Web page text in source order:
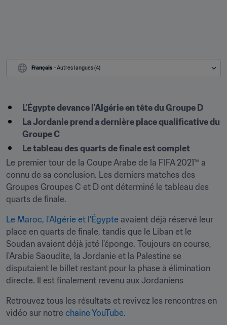
Français - Autres langues (4)
L'Égypte devance l'Algérie en tête du Groupe D
La Jordanie prend a dernière place qualificative du
Groupe C
Le tableau des quarts de finale est complet
Le premier tour de la Coupe Arabe de la FIFA 2021™ a
connu de sa conclusion. Les derniers matches des
Groupes Groupes C et D ont déterminé le tableau des
quarts de finale.
Le Maroc, l'Algérie et l'Égypte avaient déjà réservé leur
place en quarts de finale, tandis que le Liban et le
Soudan avaient déjà jeté l'éponge. Toujours en course,
l'Arabie Saoudite, la Jordanie et la Palestine se
disputaient le billet restant pour la phase à élimination
directe. Il est finalement revenu aux Jordaniens
Retrouvez tous les résultats et revivez les rencontres en
vidéo sur notre chaine YouTube.